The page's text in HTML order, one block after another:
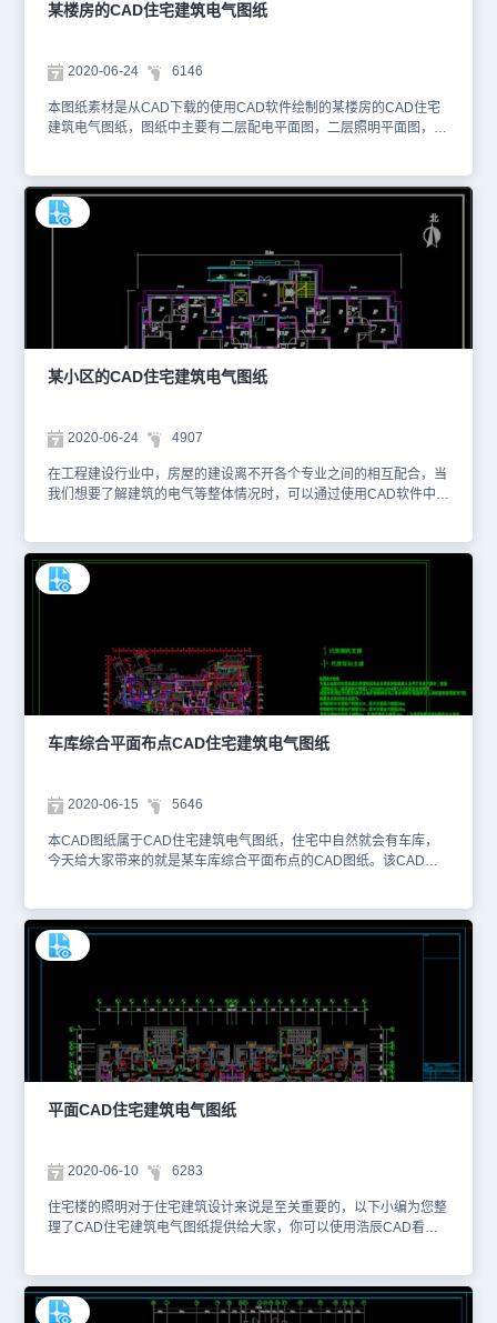
某楼房的CAD住宅建筑电气图纸
2020-06-24 6146
本图纸素材是从CAD下载的使用CAD软件绘制的某楼房的CAD住宅
建筑电气图纸，图纸中主要有二层配电平面图，二层照明平面图，二
面图 2、二层照明平面图 3、二层弱电平面图 4、二层消防平面
图 5、一层配电平面图 大家可以使用浩辰CAD或浩辰CAD看图王查
看DWG图纸。本图纸作为学习资料参考，请勿用于商业用途。
某小区的CAD住宅建筑电气图纸
2020-06-24 4907
在工程建设行业中，房屋的建设离不开各个专业之间的相互配合，当
我们想要了解建筑的电气等整体情况时，可以通过使用CAD软件中
CAD看图王或者浩辰CAD官网进行在线查看，便于参考。本素材仅
用于互相学习资料，请勿商用。更多图纸库资源可访问浩辰CAD官网
进行学习。1、房屋墙体定位图 2、一层平面图
车库综合平面布点CAD住宅建筑电气图纸
2020-06-15 5646
本CAD图纸属于CAD住宅建筑电气图纸，住宅中自然就会有车库，
今天给大家带来的就是某车库综合平面布点的CAD图纸。该CAD图
量以及打印等处理。以下为您截图了该CAD图纸的相关预览图。本
CAD图纸作为学习资料参考，请勿用于商业用途。
平面CAD住宅建筑电气图纸
2020-06-10 6283
住宅楼的照明对于住宅建筑设计来说是至关重要的，以下小编为您整
理了CAD住宅建筑电气图纸提供给大家，你可以使用浩辰CAD看图
CAD官网进行学习。1、机房层层照明平面图 2、四~二十二层照明平
面图 3、三层照明平面图 4、二层照明平面图 5、一层照明平面图